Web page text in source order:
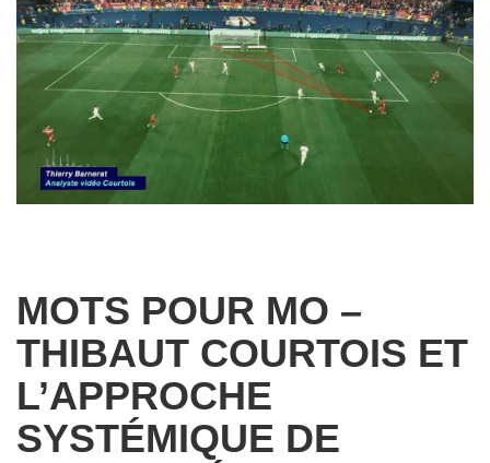
MOTS POUR MO –
THIBAUT COURTOIS ET
L’APPROCHE
SYSTÉMIQUE DE